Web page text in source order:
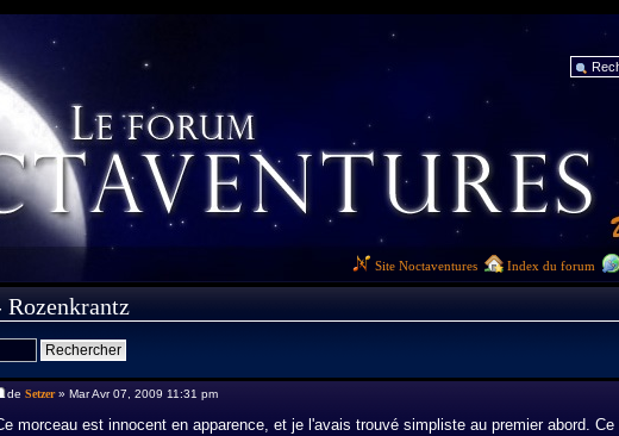
Site Noctaventures Index du forum
Rozenkrantz
deSetzer» Mar Avr 07, 2009 11:31 pm
morceau est innocent en apparence, et je l'avais trouvé simpliste au premier abord.